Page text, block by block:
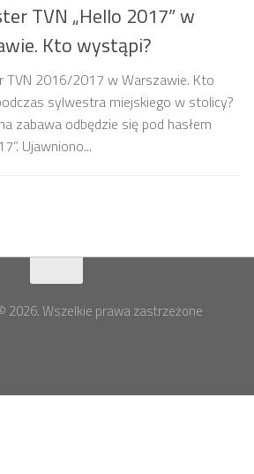
TVN „Hello 2017” w
Kto wystąpi?
TVN 2016/2017 w Warszawie. Kto
sylwestra miejskiego w stolicy?
zabawa odbędzie się pod hasłem
Ujawniono...
2026. Wszelkie prawa zastrzeżone